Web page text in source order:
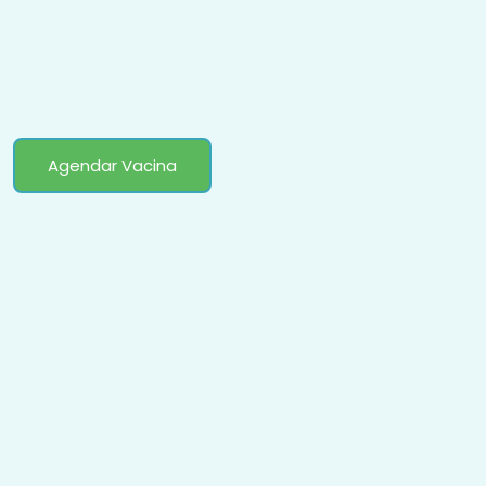
Agendar Vacina